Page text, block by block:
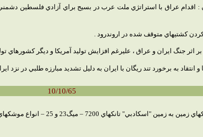
كردن كشتيهاي متوقف شده در اروندرود .
جنگ ايران و عراق ، عليرغم افزايش توليد آمريكا و ديگر كشورهاي
به برخورد تند ريگان با ايران به دليل تشديد مبارزه طلبي در نزد
10/10/65
موشكهاي ضدهوايي همراه با تكنسينهاي روسي و 72 توپولف سوخت رسان.